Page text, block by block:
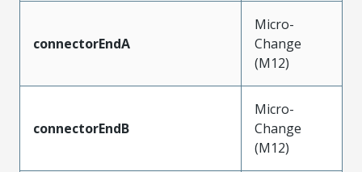
connectorEndA
Micro-
Change
(M12)
connectorEndB
Micro-
Change
(M12)